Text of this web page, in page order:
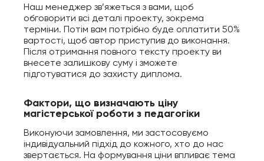
Наш менеджер зв’яжеться з вами, щоб
обговорити всі деталі проекту, зокрема
терміни. Потім вам потрібно буде оплатити 50%
вартості, щоб автор приступив до виконання.
Після отримання повного тексту проекту ви
внесете залишкову суму і зможете
підготуватися до захисту диплома.
Фактори, що визначають ціну
магістерської роботи з педагогіки
Виконуючи замовлення, ми застосовуємо
індивідуальний підхід до кожного, хто до нас
звертається. На формування ціни впливає тема